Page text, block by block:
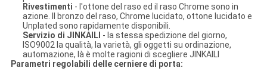
Rivestimenti - l'ottone del raso ed il raso Chrome sono in
azione. Il bronzo del raso, Chrome lucidato, ottone lucidato e
Unplated sono rapidamente disponibili.
Servizio di JINKAILI - la stessa spedizione del giorno,
ISO9002 la qualità, la varietà, gli oggetti su ordinazione,
automazione, là è molte ragioni di scegliere JINKAILI
Parametri regolabili delle cerniere di porta: